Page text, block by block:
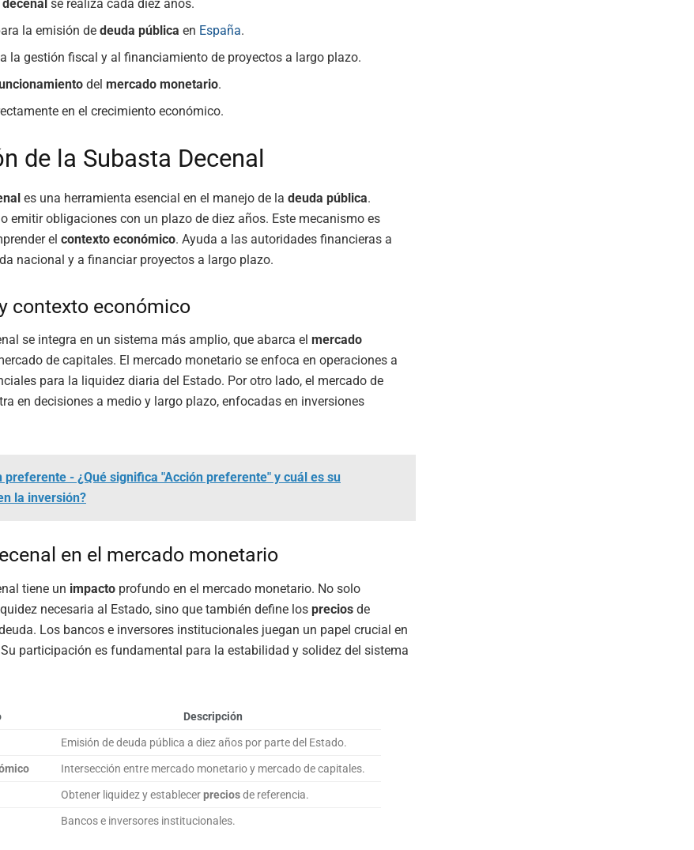
se realiza cada diez años.
la emisión dedeuda pública en España.
la gestión fiscal y al financiamiento de proyectos a largo plazo.
delmercado monetario.
en el crecimiento económico.
de la Subasta Decenal
es una herramienta esencial en el manejo de la deuda pública.
emitir obligaciones con un plazo de diez años. Este mecanismo es
el contexto económico. Ayuda a las autoridades financieras a
nacional y a financiar proyectos a largo plazo.
contexto económico
se integra en un sistema más amplio, que abarca el mercado
de capitales. El mercado monetario se enfoca en operaciones a
para la liquidez diaria del Estado. Por otro lado, el mercado de
en decisiones a medio y largo plazo, enfocadas en inversiones
preferente - ¿Qué significa "Acción preferente" y cuál es su
la inversión?
en el mercado monetario
tiene un impacto profundo en el mercado monetario. No solo
necesaria al Estado, sino que también define los precios de
Los bancos e inversores institucionales juegan un papel crucial en
participación es fundamental para la estabilidad y solidez del sistema
Descripción
Emisión de deuda pública a diez años por parte del Estado.
Intersección entre mercado monetario y mercado de capitales.
Obtener liquidez y establecerpreciosde referencia.
Bancos e inversores institucionales.